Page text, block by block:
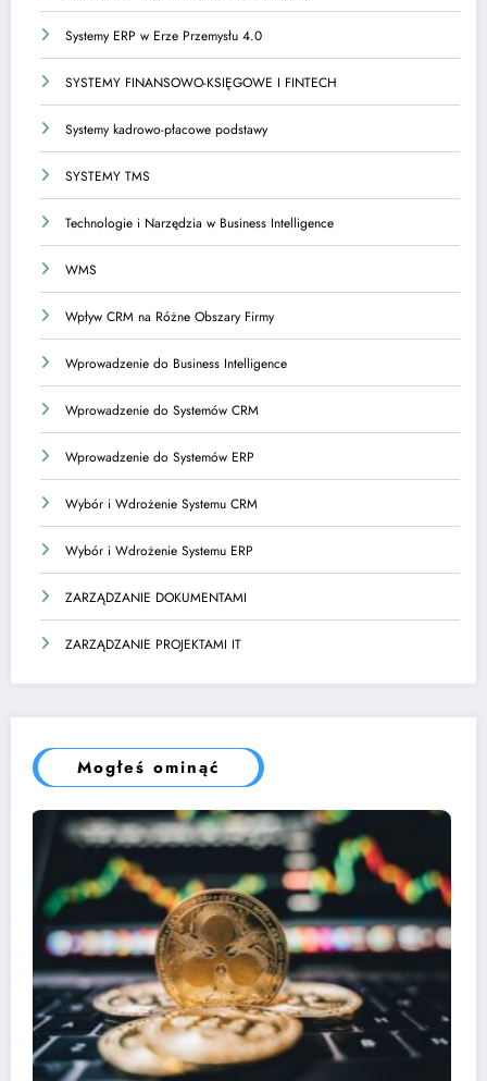
Systemy ERP w Erze Przemysłu 4.0
SYSTEMY FINANSOWO-KSIĘGOWE I FINTECH
Systemy kadrowo-płacowe podstawy
SYSTEMY TMS
Technologie i Narzędzia w Business Intelligence
WMS
Wpływ CRM na Różne Obszary Firmy
Wprowadzenie do Business Intelligence
Wprowadzenie do Systemów CRM
Wprowadzenie do Systemów ERP
Wybór i Wdrożenie Systemu CRM
Wybór i Wdrożenie Systemu ERP
ZARZĄDZANIE DOKUMENTAMI
ZARZĄDZANIE PROJEKTAMI IT
Mogłeś ominąć